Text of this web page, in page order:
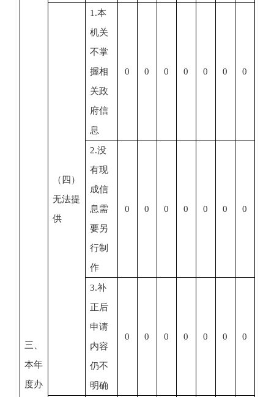
三、
本年
度办
（四）
无法提
供
1.本
机关
不掌
握相
关政
府信
息
0 0 0 0 0 0 0
2.没
有现
成信
息需
要另
行制
作
0 0 0 0 0 0 0
3.补
正后
申请
内容
仍不
明确
0 0 0 0 0 0 0